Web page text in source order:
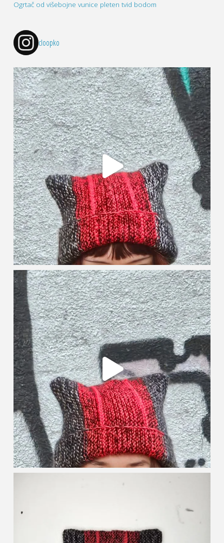
Ogrtač od višebojne vunice pleten tvid bodom
cloopko